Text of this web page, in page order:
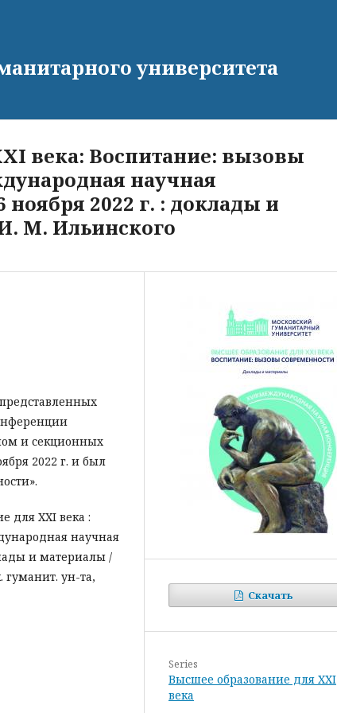
университета
века: Воспитание: вызовы
научная
2022 г. : доклады и
М. Ильинского
и секционных
2022 г. и был
для XXI века :
научная
и материалы /
ун-та,
Скачать
Series
Высшее образование для XXI
века